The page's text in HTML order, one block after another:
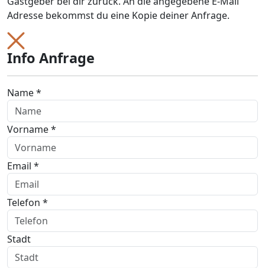
Adresse bekommst du eine Kopie deiner Anfrage.
Info Anfrage
Name *
Vorname *
Email *
Telefon *
Stadt